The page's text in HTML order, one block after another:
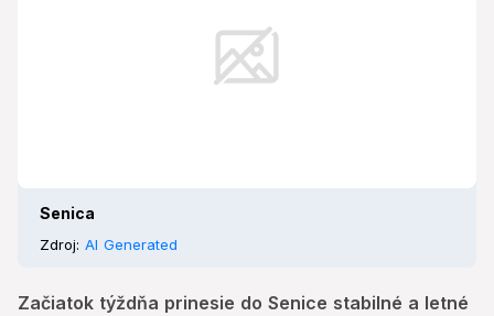
Senica
Zdroj: AI Generated
Začiatok týždňa prinesie do Senice stabilné a letné